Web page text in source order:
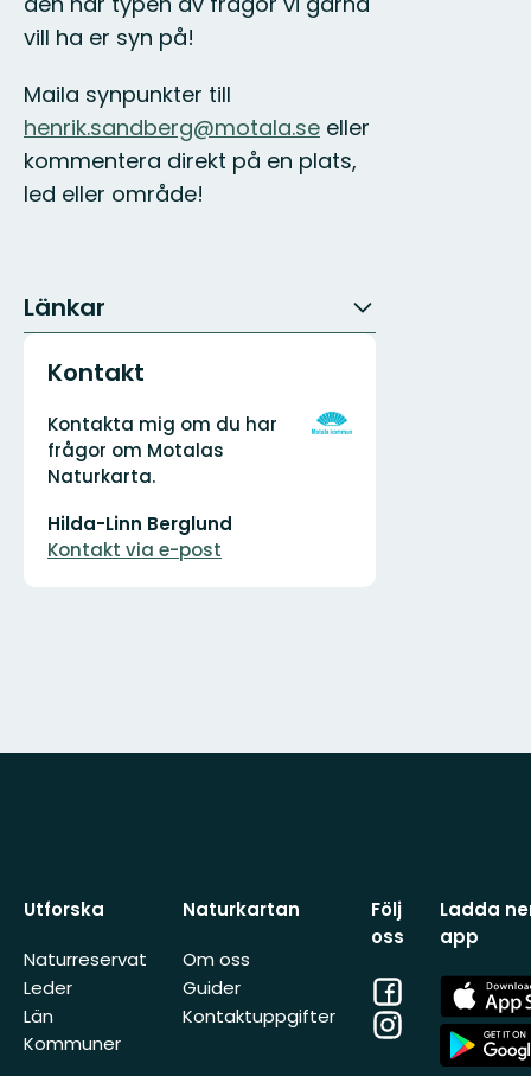
vill ha er syn på!
Maila synpunkter till
henrik.sandberg@motala.se eller
kommentera direkt på en plats,
led eller område!
Länkar
Kontakt
Adress
Kontakta mig om du har
frågor om Motalas
Naturkarta.
postadress
Hilda-Linn Berglund
Kontakt via e-post
Organisationens
Utforska
Naturreservat
Leder
Län
Kommuner
Naturkartan
Om oss
Guider
Kontaktuppgifter
Följ
oss
Facebook
Instagram
Ladda
app
App
Store
App
Store